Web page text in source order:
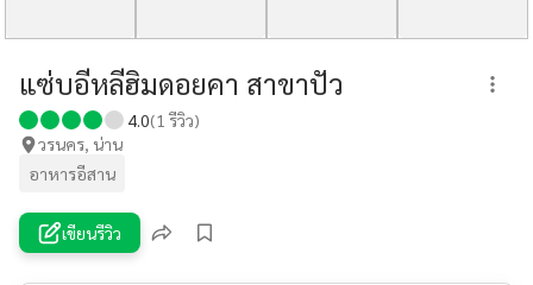
แซ่บอีหลีฮิมดอยคา สาขาปัว
4.0(1 รีวิว)
วรนคร, น่าน
อาหารอีสาน
เขียนรีวิว